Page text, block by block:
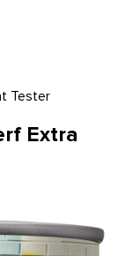
Tester
Extra